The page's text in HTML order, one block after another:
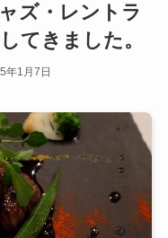
ズ・レントラ
てきました。
年1月7日